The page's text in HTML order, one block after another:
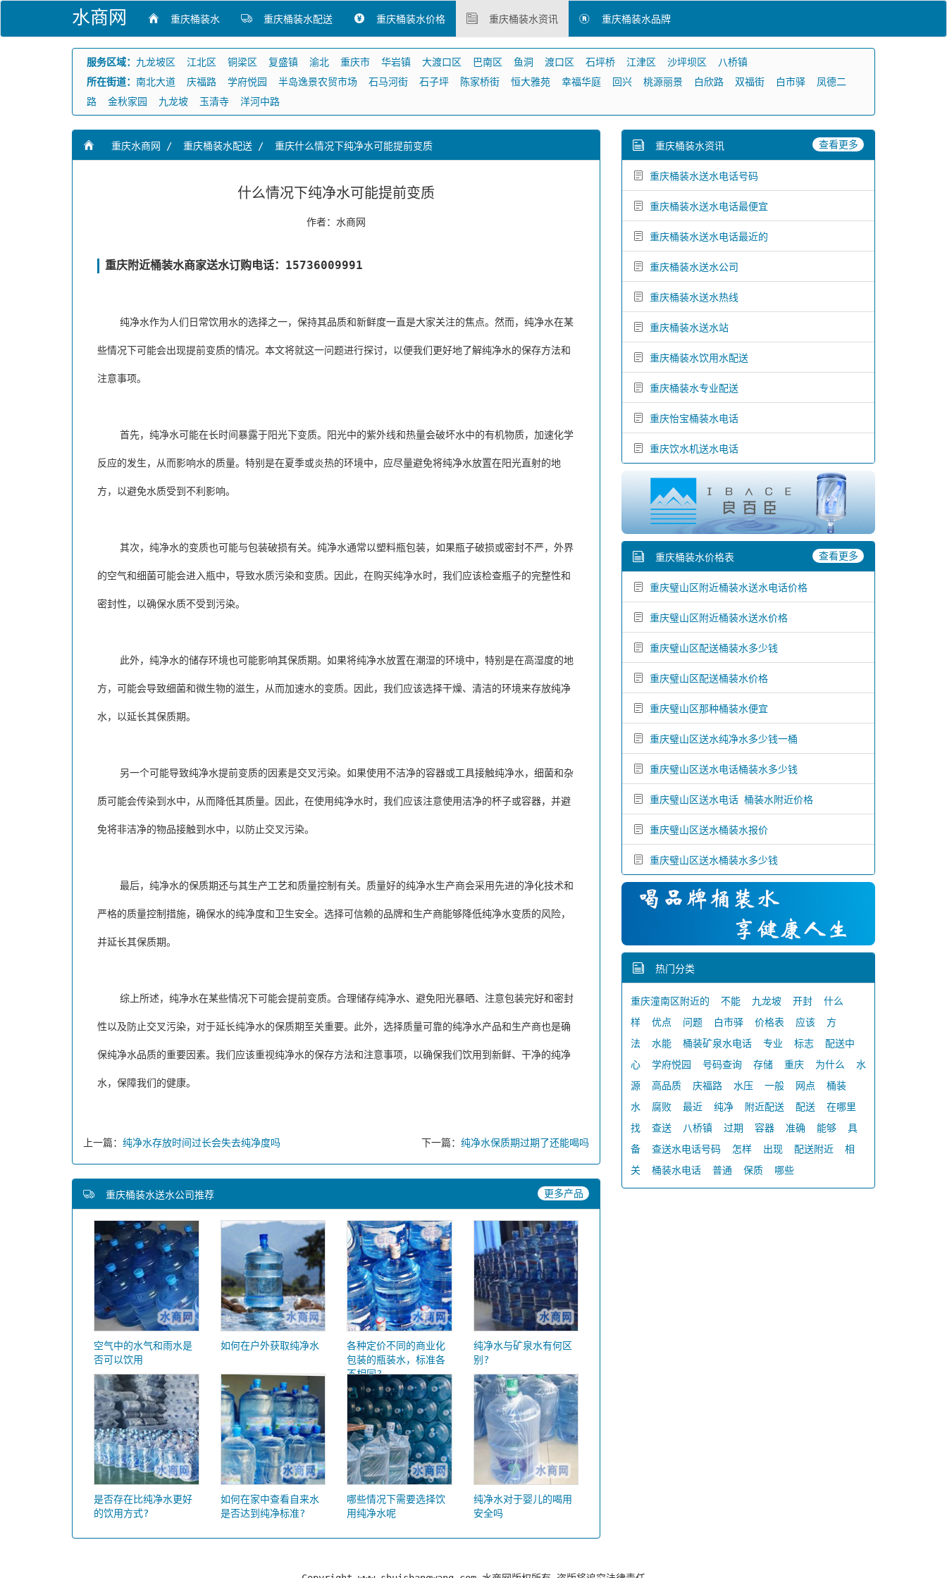
水商网 重庆桶装水 重庆桶装水配送 重庆桶装水价格 重庆桶装水资讯 重庆桶装水品牌
服务区域： 九龙坡区 江北区 铜梁区 复盛镇 渝北 重庆市 华岩镇 大渡口区 巴南区 鱼洞 渡口区 石坪桥 江津区 沙坪坝区
八桥镇
所在街道： 南北大道 庆福路 学府悦园 半岛逸景农贸市场 石马河街 石子坪 陈家桥街 恒大雅苑 幸福华庭 回兴 桃源丽景 白欣路 双福街 白市驿
凤德二
路
金秋家园 九龙坡 玉清寺 洋河中路
重庆水商网 / 重庆桶装水配送 / 重庆什么情况下纯净水可能提前变质
什么情况下纯净水可能提前变质
作者：水商网
重庆附近桶装水商家送水订购电话：15736009991
纯净水作为人们日常饮用水的选择之一，保持其品质和新鲜度一直是大家关注的焦点。然而，纯净水在某
些情况下可能会出现提前变质的情况。本文将就这一问题进行探讨，以便我们更好地了解纯净水的保存方法和
注意事项。
首先，纯净水可能在长时间暴露于阳光下变质。阳光中的紫外线和热量会破坏水中的有机物质，加速化学
反应的发生，从而影响水的质量。特别是在夏季或炎热的环境中，应尽量避免将纯净水放置在阳光直射的地
方，以避免水质受到不利影响。
其次，纯净水的变质也可能与包装破损有关。纯净水通常以塑料瓶包装，如果瓶子破损或密封不严，外界
的空气和细菌可能会进入瓶中，导致水质污染和变质。因此，在购买纯净水时，我们应该检查瓶子的完整性和
密封性，以确保水质不受到污染。
此外，纯净水的储存环境也可能影响其保质期。如果将纯净水放置在潮湿的环境中，特别是在高湿度的地
方，可能会导致细菌和微生物的滋生，从而加速水的变质。因此，我们应该选择干燥、清洁的环境来存放纯净
水，以延长其保质期。
另一个可能导致纯净水提前变质的因素是交叉污染。如果使用不洁净的容器或工具接触纯净水，细菌和杂
质可能会传染到水中，从而降低其质量。因此，在使用纯净水时，我们应该注意使用洁净的杯子或容器，并避
免将非洁净的物品接触到水中，以防止交叉污染。
最后，纯净水的保质期还与其生产工艺和质量控制有关。质量好的纯净水生产商会采用先进的净化技术和
严格的质量控制措施，确保水的纯净度和卫生安全。选择可信赖的品牌和生产商能够降低纯净水变质的风险，
并延长其保质期。
综上所述，纯净水在某些情况下可能会提前变质。合理储存纯净水、避免阳光暴晒、注意包装完好和密封
性以及防止交叉污染，对于延长纯净水的保质期至关重要。此外，选择质量可靠的纯净水产品和生产商也是确
保纯净水品质的重要因素。我们应该重视纯净水的保存方法和注意事项，以确保我们饮用到新鲜、干净的纯净
水，保障我们的健康。
上一篇： 纯净水存放时间过长会失去纯净度吗 下一篇： 纯净水保质期过期了还能喝吗
重庆桶装水送水公司推荐 更多产品
空气中的水气和雨水是
否可以饮用
如何在户外获取纯净水
各种定价不同的商业化
包装的瓶装水，标准各
不相同?
纯净水与矿泉水有何区
别?
是否存在比纯净水更好
的饮用方式?
如何在家中查看自来水
是否达到纯净标准?
哪些情况下需要选择饮
用纯净水呢
纯净水对于婴儿的喝用
安全吗
重庆桶装水资讯 查看更多
重庆桶装水送水电话号码
重庆桶装水送水电话最便宜
重庆桶装水送水电话最近的
重庆桶装水送水公司
重庆桶装水送水热线
重庆桶装水送水站
重庆桶装水饮用水配送
重庆桶装水专业配送
重庆怡宝桶装水电话
重庆饮水机送水电话
重庆桶装水价格表 查看更多
重庆璧山区附近桶装水送水电话价格
重庆璧山区附近桶装水送水价格
重庆璧山区配送桶装水多少钱
重庆璧山区配送桶装水价格
重庆璧山区那种桶装水便宜
重庆璧山区送水纯净水多少钱一桶
重庆璧山区送水电话桶装水多少钱
重庆璧山区送水电话 桶装水附近价格
重庆璧山区送水桶装水报价
重庆璧山区送水桶装水多少钱
热门分类
重庆潼南区附近的 不能 九龙坡 开封
什么
样
优点 问题 白市驿 价格表 应该
方
法
水能 桶装矿泉水电话 专业 标志
配送中
心
学府悦园 号码查询 存储 重庆 为什么
水
源
高品质 庆福路 水压 一般 网点
桶装
水
腐败 最近 纯净 附近配送 配送
在哪里
找
查送 八桥镇 过期 容器 准确 能够
具
备
查送水电话号码 怎样 出现 配送附近
相
关
桶装水电话 普通 保质 哪些